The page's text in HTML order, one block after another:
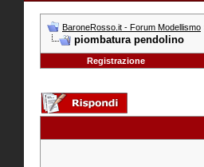
BaroneRosso.it - Forum Modellismo
piombatura pendolino
Registrazione